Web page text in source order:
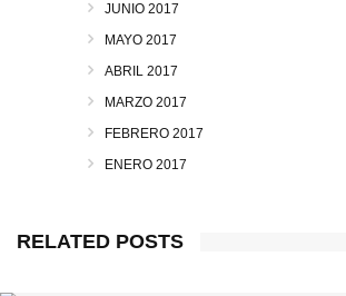
JUNIO 2017
MAYO 2017
ABRIL 2017
MARZO 2017
FEBRERO 2017
ENERO 2017
RELATED POSTS